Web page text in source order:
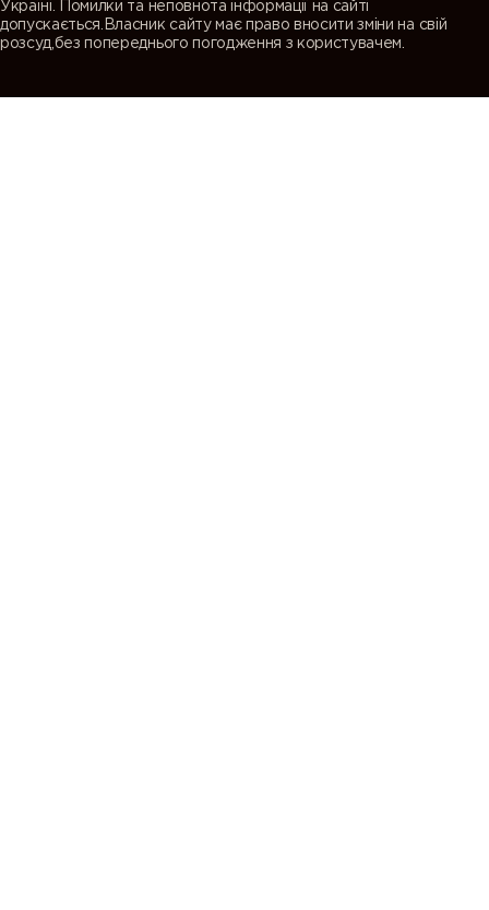
Україні. Помилки та неповнота інформації на сайті
допускається.Власник сайту має право вносити зміни на свій
розсуд,без попереднього погодження з користувачем.